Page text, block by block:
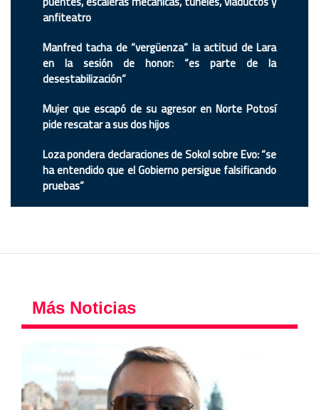
anfiteatro
Manfred tacha de “vergüenza” la actitud de Lara
en la sesión de honor: “es parte de la
desestabilización”
Mujer que escapó de su agresor en Norte Potosí
pide rescatar a sus dos hijos
Loza pondera declaraciones de Sokol sobre Evo: “se
ha entendido que el Gobierno persigue falsificando
pruebas”
Más Noticias